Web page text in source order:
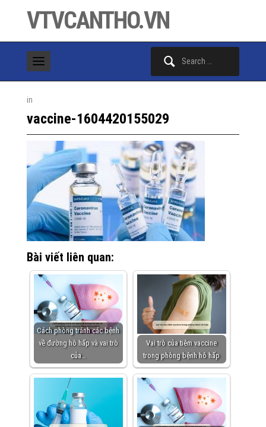
VTVCANTHO.VN
in
vaccine-1604420155029
Bài viết liên quan:
Cách phòng tránh các bệnh
về đường hô hấp và vai trò
của…
Vai trò của tiêm vaccine
trong phòng bệnh hô hấp